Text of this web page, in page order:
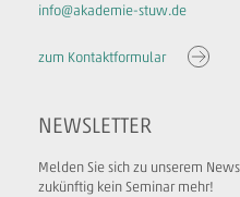
info@akademie-stuw.de
zum Kontaktformular
NEWSLETTER
Melden Sie sich zu unserem
zukünftig kein Seminar mehr!